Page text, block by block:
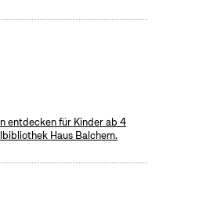
entdecken für Kinder ab 4
Haus Balchem.